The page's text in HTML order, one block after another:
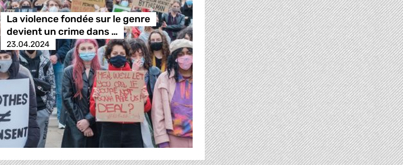
La violence fondée sur le genre
devient un crime dans …
23.04.2024